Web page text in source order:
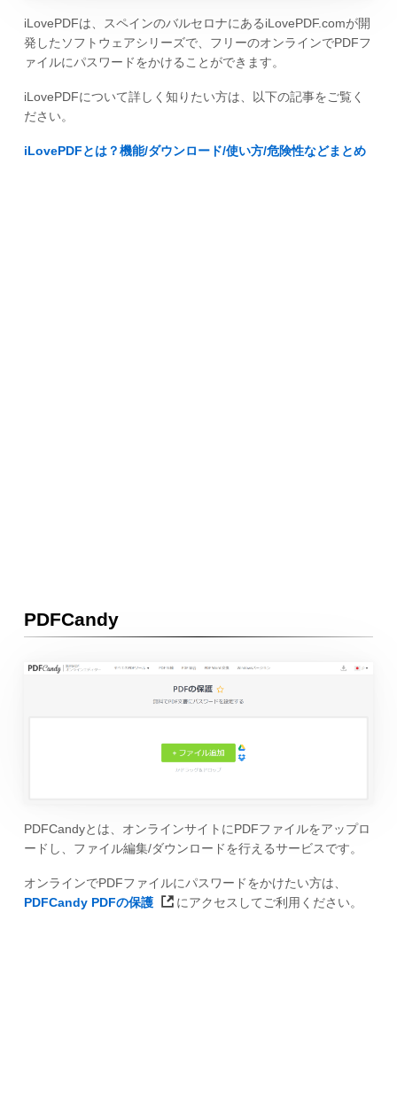
iLovePDFは、スペインのバルセロナにあるiLovePDF.comが開
発したソフトウェアシリーズで、フリーのオンラインでPDFフ
ァイルにパスワードをかけることができます。
iLovePDFについて詳しく知りたい方は、以下の記事をご覧く
ださい。
iLovePDFとは？機能/ダウンロード/使い方/危険性などまとめ
PDFCandy
PDFCandyとは、オンラインサイトにPDFファイルをアップロ
ードし、ファイル編集/ダウンロードを行えるサービスです。
オンラインでPDFファイルにパスワードをかけたい方は、
PDFCandy PDFの保護
にアクセスしてご利用ください。